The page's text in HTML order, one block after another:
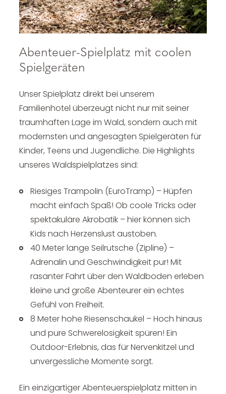
----
--
Abenteuer-Spielplatz mit coolen
Spielgeräten
Unser Spielplatz direkt bei unserem
Familienhotel überzeugt nicht nur mit seiner
traumhaften Lage im Wald, sondern auch mit
modernsten und angesagten Spielgeräten für
Kinder, Teens und Jugendliche. Die Highlights
unseres Waldspielplatzes sind:
Riesiges Trampolin (EuroTramp) – Hüpfen
macht einfach Spaß! Ob coole Tricks oder
spektakuläre Akrobatik – hier können sich
Kids nach Herzenslust austoben.
40 Meter lange Seilrutsche (Zipline) –
Adrenalin und Geschwindigkeit pur! Mit
rasanter Fahrt über den Waldboden erleben
kleine und große Abenteurer ein echtes
Gefühl von Freiheit.
8 Meter hohe Riesenschaukel – Hoch hinaus
und pure Schwerelosigkeit spüren! Ein
Outdoor-Erlebnis, das für Nervenkitzel und
unvergessliche Momente sorgt.
Ein einzigartiger Abenteuerspielplatz mitten in